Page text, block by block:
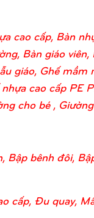
cao cấp, Bàn
Bàn giáo
giáo, Ghế mầm
cao cấp PE
cho bé ,
bênh đôi,
cấp, Đu quay,